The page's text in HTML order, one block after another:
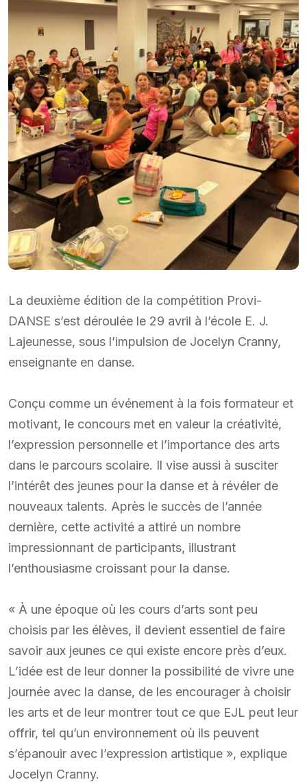
La deuxième édition de la compétition Provi-
DANSE s’est déroulée le 29 avril à l’école E. J.
Lajeunesse, sous l’impulsion de Jocelyn Cranny,
enseignante en danse.
Conçu comme un événement à la fois formateur et
motivant, le concours met en valeur la créativité,
l’expression personnelle et l’importance des arts
dans le parcours scolaire. Il vise aussi à susciter
l’intérêt des jeunes pour la danse et à révéler de
nouveaux talents. Après le succès de l’année
dernière, cette activité a attiré un nombre
impressionnant de participants, illustrant
l’enthousiasme croissant pour la danse.
« À une époque où les cours d’arts sont peu
choisis par les élèves, il devient essentiel de faire
savoir aux jeunes ce qui existe encore près d’eux.
L’idée est de leur donner la possibilité de vivre une
journée avec la danse, de les encourager à choisir
les arts et de leur montrer tout ce que EJL peut leur
offrir, tel qu’un environnement où ils peuvent
s’épanouir avec l’expression artistique », explique
Jocelyn Cranny.